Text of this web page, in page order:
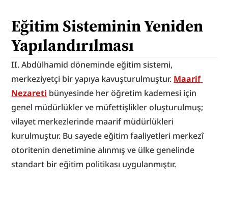
Eğitim Sisteminin Yeniden
Yapılandırılması
II. Abdülhamid döneminde eğitim sistemi,
merkeziyetçi bir yapıya kavuşturulmuştur. Maarif
Nezareti bünyesinde her öğretim kademesi için
genel müdürlükler ve müfettişlikler oluşturulmuş;
vilayet merkezlerinde maarif müdürlükleri
kurulmuştur. Bu sayede eğitim faaliyetleri merkezî
otoritenin denetimine alınmış ve ülke genelinde
standart bir eğitim politikası uygulanmıştır.